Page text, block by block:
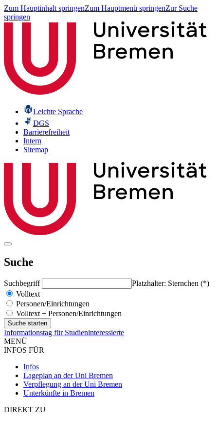
Zum Hauptinhalt springenZum Hauptmenü springenZur Suche
springen
Leichte Sprache
DGS
Barrierefreiheit
Intern
Sitemap
Suche
Suchbegriff
Platzhalter: Sternchen (*)
Volltext
Personen/Einrichtungen
Volltext + Personen/Einrichtungen
Informationstag für Studieninteressierte
MENÜ
INFOS FÜR
Infos
Lageplan an der Uni Bremen
Verpflegung an der Uni Bremen
Unterkünfte in Bremen
DIREKT ZU